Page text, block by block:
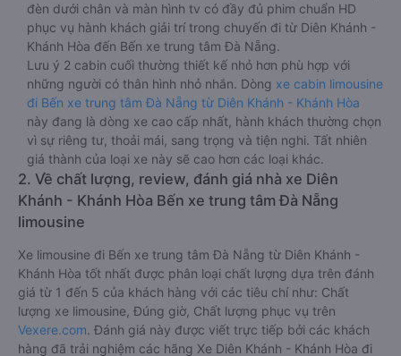
đèn dưới chân và màn hình tv có đầy đủ phim chuẩn HD
phục vụ hành khách giải trí trong chuyến đi từ Diên Khánh -
Khánh Hòa đến Bến xe trung tâm Đà Nẵng.
Lưu ý 2 cabin cuối thường thiết kế nhỏ hơn phù hợp với
những người có thân hình nhỏ nhắn. Dòng xe cabin limousine
đi Bến xe trung tâm Đà Nẵng từ Diên Khánh - Khánh Hòa
này đang là dòng xe cao cấp nhất, hành khách thường chọn
vì sự riêng tư, thoải mái, sang trọng và tiện nghi. Tất nhiên
giá thành của loại xe này sẽ cao hơn các loại khác.
2. Về chất lượng, review, đánh giá nhà xe Diên
Khánh - Khánh Hòa Bến xe trung tâm Đà Nẵng
limousine
Xe limousine đi Bến xe trung tâm Đà Nẵng từ Diên Khánh -
Khánh Hòa tốt nhất được phân loại chất lượng dựa trên đánh
giá từ 1 đến 5 của khách hàng với các tiêu chí như: Chất
lượng xe limousine, Đúng giờ, Chất lượng phục vụ trên
Vexere.com. Đánh giá này được viết trực tiếp bởi các khách
hàng đã trải nghiệm các hãng Xe Diên Khánh - Khánh Hòa đi